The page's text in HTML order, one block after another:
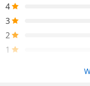
4
3
2
1
Nur eingeloggte